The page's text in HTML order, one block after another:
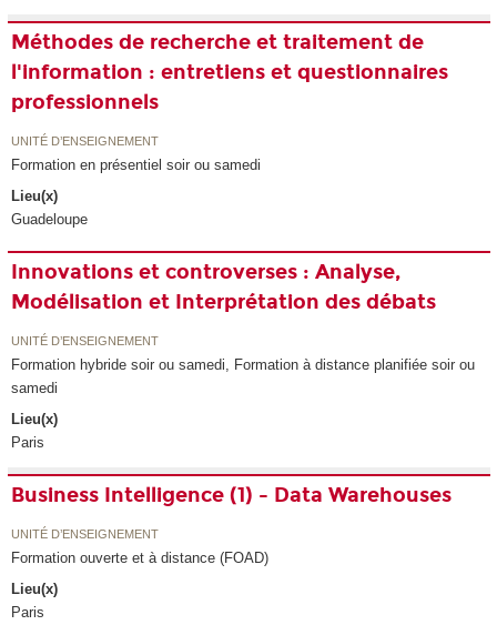
Méthodes de recherche et traitement de
l'information : entretiens et questionnaires
professionnels
UNITÉ D’ENSEIGNEMENT
Formation en présentiel soir ou samedi
Lieu(x)
Guadeloupe
Innovations et controverses : Analyse,
Modélisation et Interprétation des débats
UNITÉ D’ENSEIGNEMENT
Formation hybride soir ou samedi, Formation à distance planifiée soir ou
samedi
Lieu(x)
Paris
Business Intelligence (1) - Data Warehouses
UNITÉ D’ENSEIGNEMENT
Formation ouverte et à distance (FOAD)
Lieu(x)
Paris